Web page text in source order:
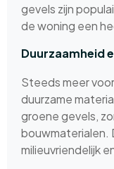
gevels zijn
de woning een
Duurzaamheid
Steeds meer
duurzame
groene gevels,
bouwmaterialen.
milieuvriendelijk